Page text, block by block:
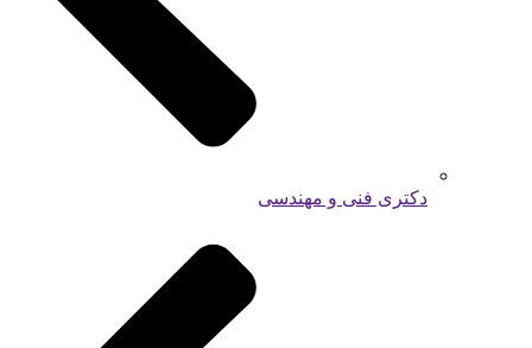
دکتری فنی و مهندسی